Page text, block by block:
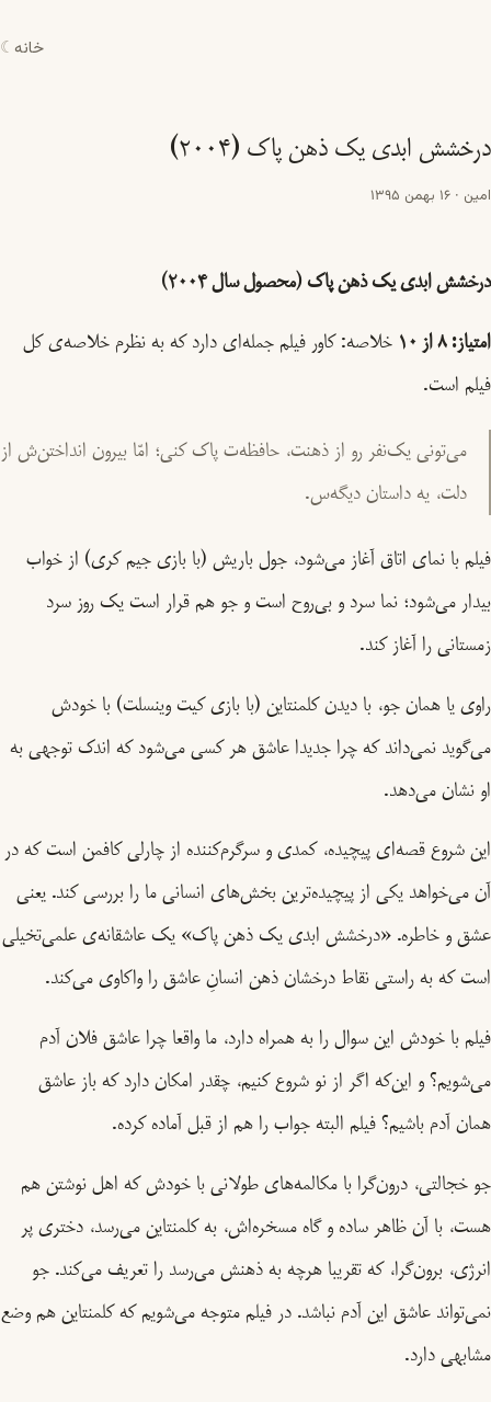
خانه ☾
درخشش ابدی یک ذهن پاک (۲۰۰۴)
امین · 16 بهمن 1395
درخشش ابدی یک ذهن پاک (محصول سال ۲۰۰۴)
امتیاز: ۸ از ۱۰
خلاصه: کاور فیلم جمله‌ای دارد که به نظرم خلاصه‌ی کل
فیلم است.
می‌تونی یک‌نفر رو از ذهنت، حافظه‌ت پاک کنی؛ امّا بیرون انداختن‌ش از
دلت، یه داستان دیگه‌س.
فیلم با نمای اتاق آغاز می‌شود، جول باریش (با بازی جیم‌ کری) از خواب
بیدار می‌شود؛ نما سرد و بی‌روح است و جو هم قرار است یک روز سرد
زمستانی را آغاز کند.
راوی یا همان جو، با دیدن کلمنتاین (با بازی کیت وینسلت) با خودش
می‌گوید نمی‌داند که چرا جدیدا عاشق هر کسی می‌شود که اندک توجهی به
او نشان می‌دهد.
این شروع قصه‌ای پیچیده، کمدی و سرگرم‌کننده از چارلی کافمن است که در
آن می‌خواهد یکی از پیچیده‌ترین بخش‌های انسانی ما را بررسی کند. یعنی
عشق و خاطره. «درخشش ابدی یک ذهن پاک» یک عاشقانه‌ی علمی‌تخیلی
است که به راستی نقاط درخشان ذهن انسانِ عاشق را واکاوی می‌کند.
فیلم با خودش این سوال را به همراه دارد، ما واقعا چرا عاشق فلان آدم
می‌شویم؟ و این‌که اگر از نو شروع کنیم، چقدر امکان دارد که باز عاشق
همان آدم باشیم؟ فیلم البته جواب را هم از قبل آماده کرده.
جو خجالتی، درون‌گرا با مکالمه‌های طولانی با خودش که اهل نوشتن هم
هست، با آن ظاهر ساده و گاه مسخره‌اش، به کلمنتاین می‌رسد، دختری پر
انرژی، برون‌گرا، که تقریبا هرچه به ذهنش می‌رسد را تعریف می‌کند. جو
نمی‌تواند عاشق این آدم نباشد. در فیلم متوجه می‌شویم که کلمنتاین هم وضع
مشابهی دارد.